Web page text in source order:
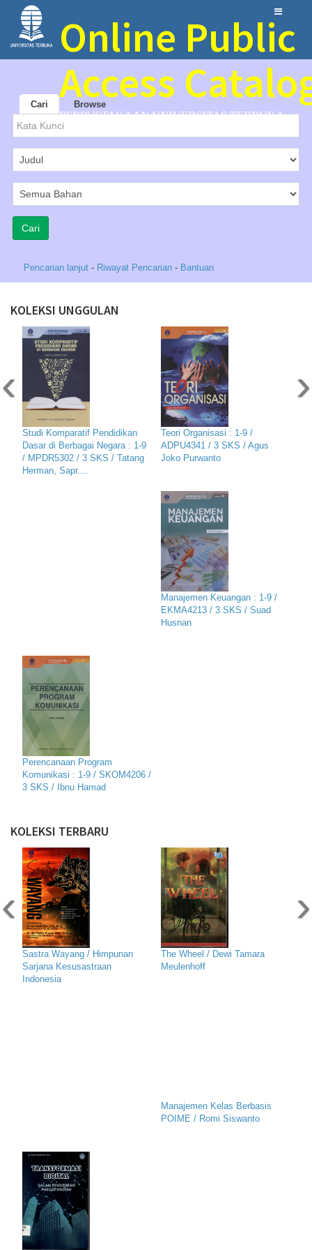
Online Public
Access
PERPUSTAKAAN UNIVERSITAS TERBUKA
Cari Browse
Pencarian lanjut - Riwayat Pencarian - Bantuan
KOLEKSI UNGGULAN
Studi Komparatif Pendidikan
Dasar di Berbagai Negara : 1-9
/ MPDR5302 / 3 SKS / Tatang
Herman, Sapr....
Teori Organisasi : 1-9 /
ADPU4341 / 3 SKS / Agus
Joko Purwanto
Manajemen Keuangan : 1-9 /
EKMA4213 / 3 SKS / Suad
Husnan
Perencanaan Program
Komunikasi : 1-9 / SKOM4206 /
3 SKS / Ibnu Hamad
‹ ›
KOLEKSI TERBARU
Sastra Wayang / Himpunan
Sarjana Kesusastraan
Indonesia
The Wheel / Dewi Tamara
Meulenhoff
Manajemen Kelas Berbasis
POIME / Romi Siswanto
‹ ›